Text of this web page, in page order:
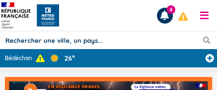
Prévisions
4
Bédéchan 26°